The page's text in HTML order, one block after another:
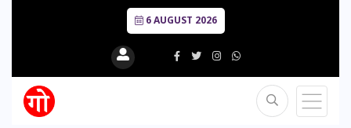
6 AUGUST 2026